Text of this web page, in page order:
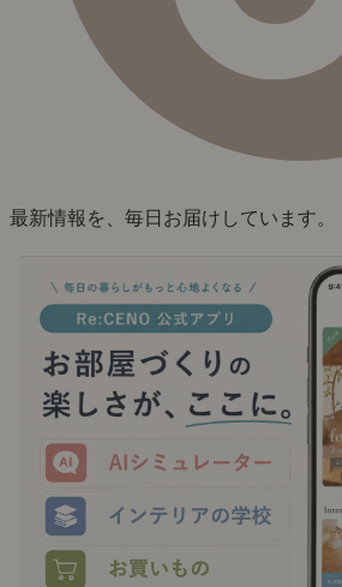
最新情報を、毎日お届けしています。